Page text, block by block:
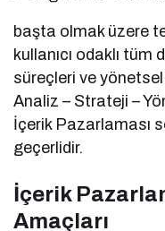
başta olmak üzere
kullanıcı odaklı tüm
süreçleri ve
Analiz – Strateji –
İçerik Pazarlaması
geçerlidir.
İçerik
Amaçları